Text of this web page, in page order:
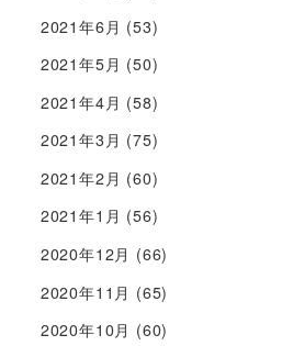
2021年6月 (53)
2021年5月 (50)
2021年4月 (58)
2021年3月 (75)
2021年2月 (60)
2021年1月 (56)
2020年12月 (66)
2020年11月 (65)
2020年10月 (60)